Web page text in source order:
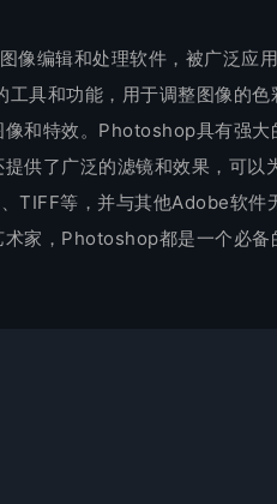
编辑和处理软件，被广泛应
具和功能，用于调整图像的
和特效。Photoshop具有强
供了广泛的滤镜和效果，可
TIFF等，并与其他Adobe软
术家，Photoshop都是一个必